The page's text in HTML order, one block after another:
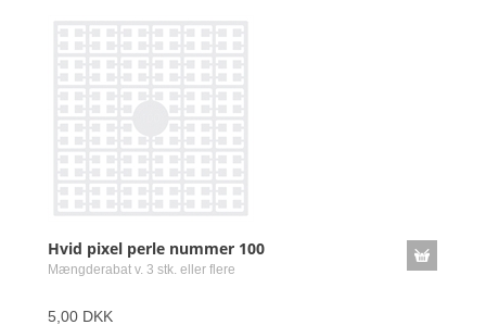
Hvid pixel perle nummer 100
Mængderabat v. 3 stk. eller flere
5,00 DKK